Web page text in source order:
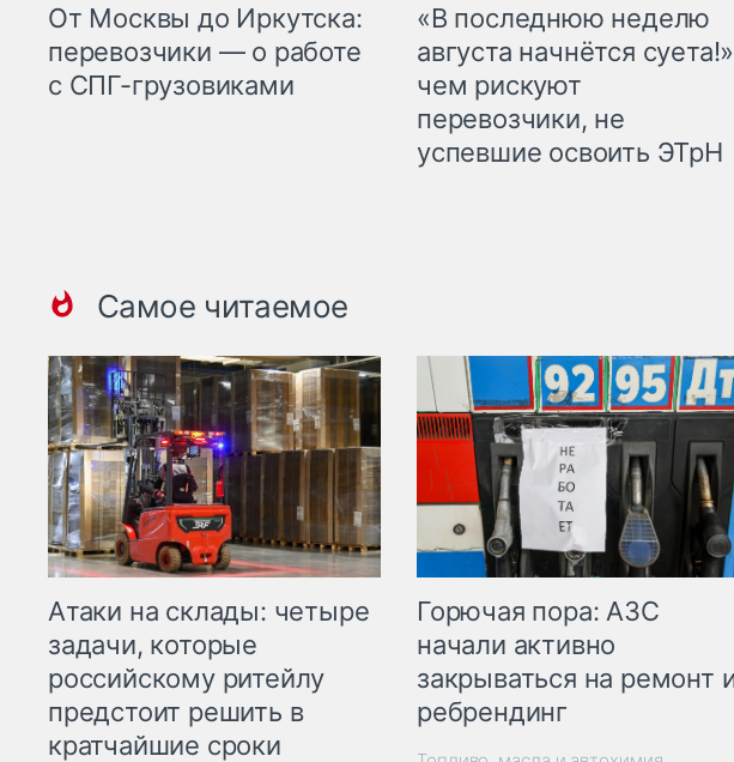
От Москвы до Иркутска:
перевозчики — о работе
с СПГ-грузовиками
«В последнюю неделю
августа начнётся
чем рискуют
перевозчики, не
успевшие освоить ЭТрН
Самое читаемое
Атаки на склады: четыре
задачи, которые
российскому ритейлу
предстоит решить в
кратчайшие сроки
Горючая пора: АЗС
начали активно
закрываться на ремонт
ребрендинг